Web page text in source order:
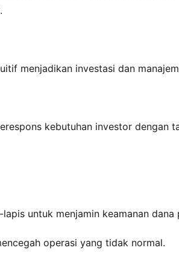
menjadikan investasi dan
kebutuhan investor dengan
untuk menjamin keamanan dana
operasi yang tidak normal.